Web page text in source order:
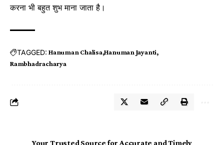
करना भी बहुत शुभ माना जाता है।
TAGGED: Hanuman Chalisa Hanuman Jayanti
Rambhadracharya
Your Trusted Source for Accurate and Timely